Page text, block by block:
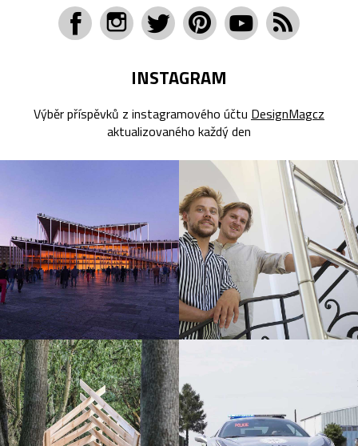
INSTAGRAM
Výběr příspěvků z instagramového účtu DesignMagcz
aktualizovaného každý den